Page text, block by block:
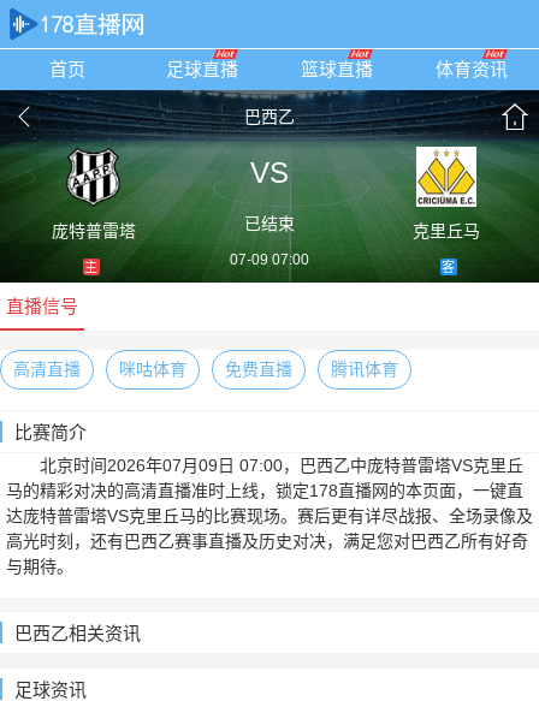
首页 足球直播 篮球直播 体育资讯
巴西乙
庞特普雷塔
主
VS
已结束
07-09 07:00
克里丘马
客
直播信号
高清直播 咪咕体育 免费直播 腾讯体育
比赛简介
北京时间2026年07月09日 07:00，巴西乙中庞特普雷塔VS克里丘
马的精彩对决的高清直播准时上线，锁定178直播网的本页面，一键直
达庞特普雷塔VS克里丘马的比赛现场。赛后更有详尽战报、全场录像及
高光时刻，还有巴西乙赛事直播及历史对决，满足您对巴西乙所有好奇
与期待。
巴西乙相关资讯
足球资讯